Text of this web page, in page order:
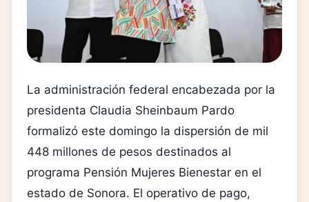
La administración federal encabezada por la
presidenta Claudia Sheinbaum Pardo
formalizó este domingo la dispersión de mil
448 millones de pesos destinados al
programa Pensión Mujeres Bienestar en el
estado de Sonora. El operativo de pago,